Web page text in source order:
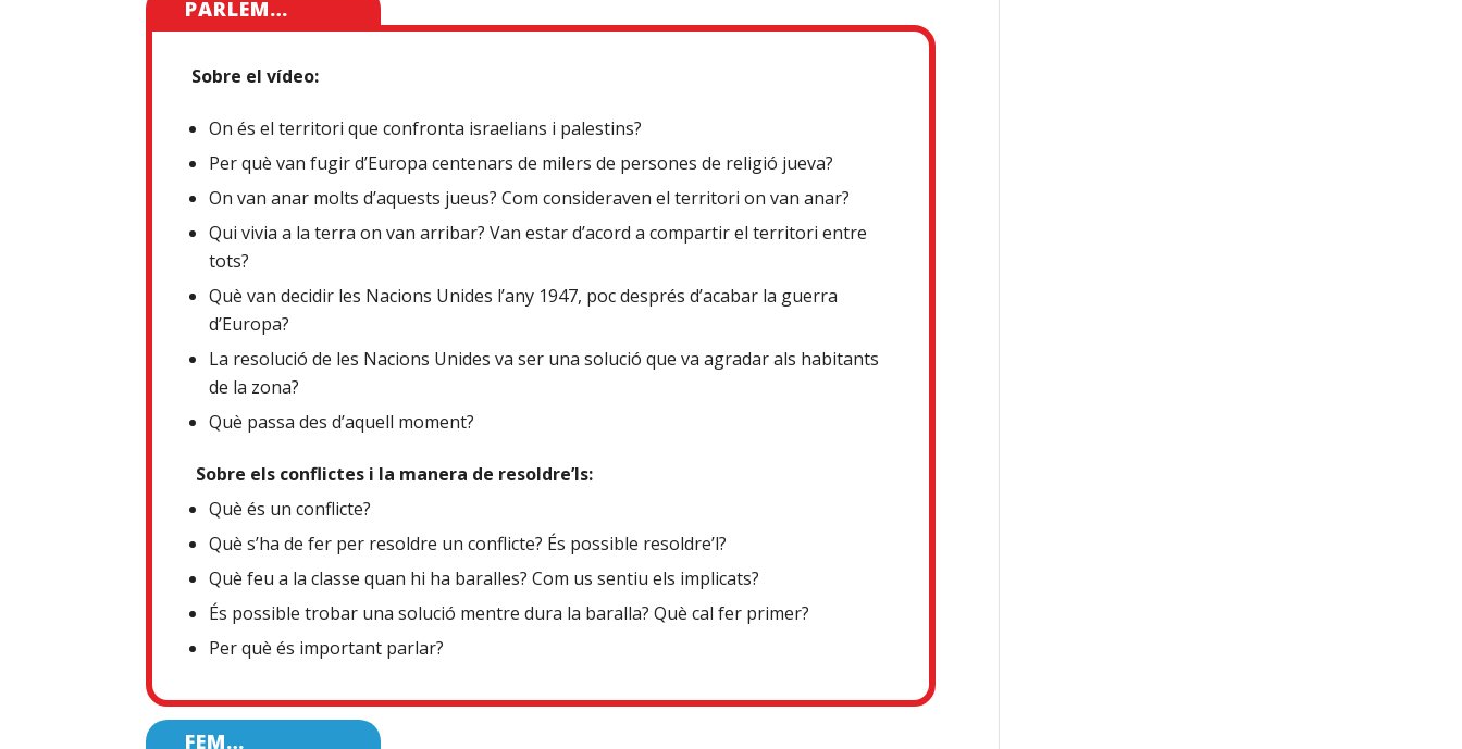
PARLEM…
Sobre el vídeo:
On és el territori que confronta israelians i palestins?
Per què van fugir d’Europa centenars de milers de persones de religió jueva?
On van anar molts d’aquests jueus? Com consideraven el territori on van anar?
Qui vivia a la terra on van arribar? Van estar d’acord a compartir el territori entre
tots?
Què van decidir les Nacions Unides l’any 1947, poc després d’acabar la guerra
d’Europa?
La resolució de les Nacions Unides va ser una solució que va agradar als habitants
de la zona?
Què passa des d’aquell moment?
Sobre els conflictes i la manera de resoldre’ls:
Què és un conflicte?
Què s’ha de fer per resoldre un conflicte? És possible resoldre’l?
Què feu a la classe quan hi ha baralles? Com us sentiu els implicats?
És possible trobar una solució mentre dura la baralla? Què cal fer primer?
Per què és important parlar?
FEM…